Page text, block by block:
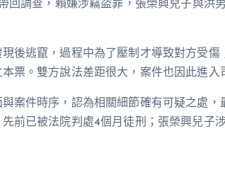
回調查，賴嫌涉竊盜罪，張榮興兒子與洪
後逃竄，過程中為了壓制才導致對方受傷
票。雙方說法差距很大，案件也因此進入
案件時序，認為相關細節確有可疑之處，
前已被法院判處4個月徒刑；張榮興兒子